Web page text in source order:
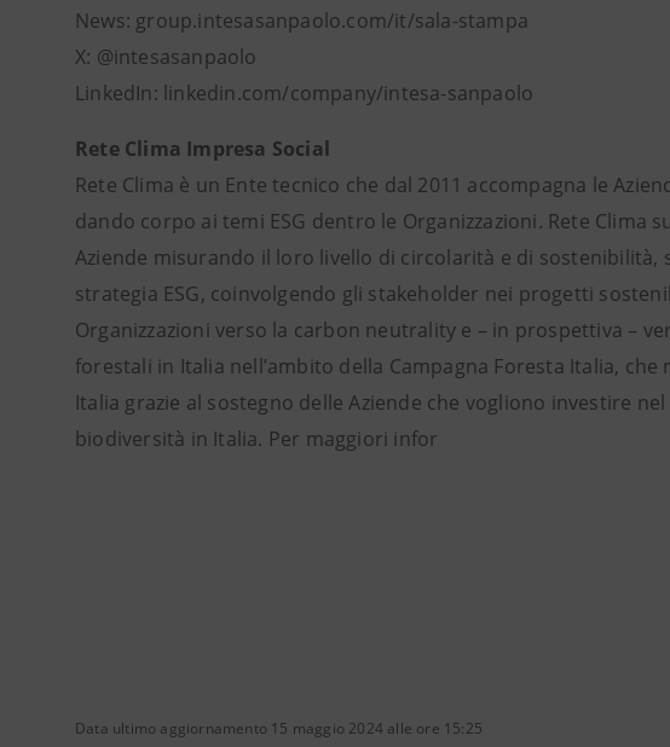
News: group.intesasanpaolo.com/it/sala-stampa
X: @intesasanpaolo
LinkedIn: linkedin.com/company/intesa-sanpaolo
Rete Clima Impresa Social
Rete Clima è un Ente tecnico che dal 2011 accompagna le
dando corpo ai temi ESG dentro le Organizzazioni. Rete Clima
Aziende misurando il loro livello di circolarità e di
strategia ESG, coinvolgendo gli stakeholder nei progetti
Organizzazioni verso la carbon neutrality e – in prospettiva –
forestali in Italia nell’ambito della Campagna Foresta Italia,
Italia grazie al sostegno delle Aziende che vogliono investire
biodiversità in Italia. Per maggiori infor
Data ultimo aggiornamento 15 maggio 2024 alle ore 15:25